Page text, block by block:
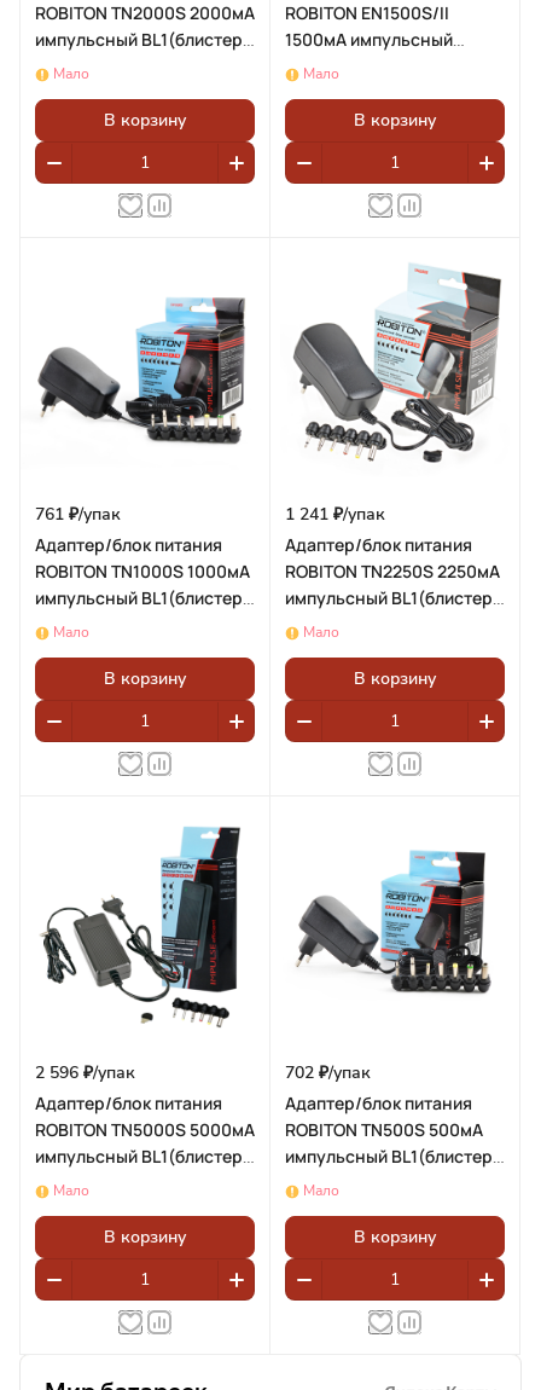
ROBITON TN2000S 2000мА
импульсный BL1(блистер
1шт)Мало
В корзину
ROBITON EN1500S/II
1500мА импульсный
BL1(блистер 1шт)
Мало
В корзину
761 ₽/упак
Адаптер/блок питания
ROBITON TN1000S 1000мА
импульсный BL1(блистер
1шт)Мало
В корзину
1 241 ₽/упак
Адаптер/блок питания
ROBITON TN2250S 2250мА
импульсный BL1(блистер
1шт)Мало
В корзину
2 596 ₽/упак
Адаптер/блок питания
ROBITON TN5000S 5000мА
импульсный BL1(блистер
1шт)Мало
В корзину
702 ₽/упак
Адаптер/блок питания
ROBITON TN500S 500мА
импульсный BL1(блистер
1шт)Мало
В корзину